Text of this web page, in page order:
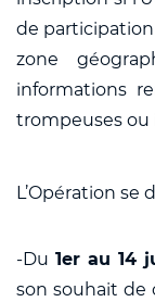
de
zone
informations
trompeuses ou
L’Opération se
-Du 1er au 14
son souhait de